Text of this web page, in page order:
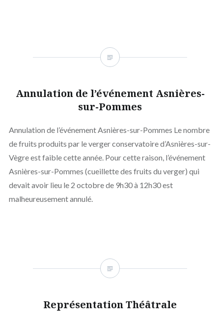
Annulation de l’événement Asnières-
sur-Pommes
Annulation de l’événement Asnières-sur-Pommes Le nombre
de fruits produits par le verger conservatoire d’Asnières-sur-
Vègre est faible cette année. Pour cette raison, l’événement
Asnières-sur-Pommes (cueillette des fruits du verger) qui
devait avoir lieu le 2 octobre de 9h30 à 12h30 est
malheureusement annulé.
Représentation Théâtrale